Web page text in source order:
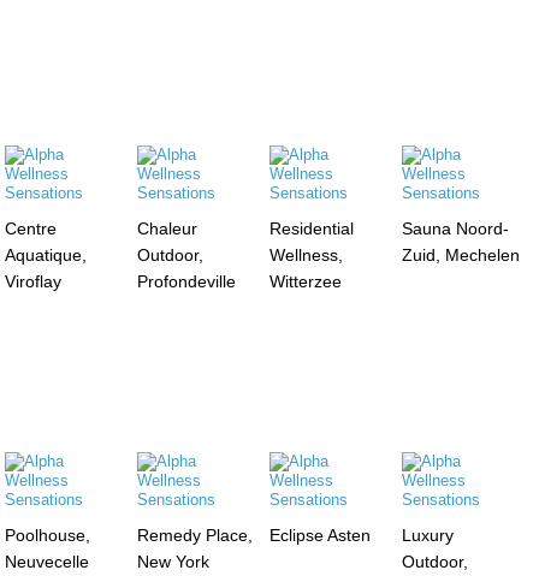
Centre
Aquatique,
Viroflay
Chaleur
Outdoor,
Profondeville
Residential
Wellness,
Witterzee
Sauna Noord-
Zuid, Mechelen
Poolhouse,
Neuvecelle
Remedy Place,
New York
Eclipse Asten
Luxury
Outdoor,